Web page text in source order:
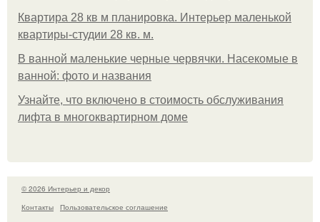
Квартира 28 кв м планировка. Интерьер маленькой
квартиры-студии 28 кв. м.
В ванной маленькие черные червячки. Насекомые в
ванной: фото и названия
Узнайте, что включено в стоимость обслуживания
лифта в многоквартирном доме
© 2026 Интерьер и декор
Контакты
Пользовательское соглашение